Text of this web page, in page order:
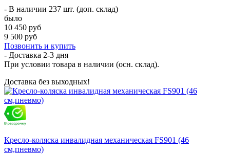
- В наличии 237 шт. (доп. склад)
было
10 450 руб
9 500 руб
Позвонить и купить
- Доставка 2-3 дня
При условии товара в наличии (осн. склад).
Доставка без выходных!
Кресло-коляска инвалидная механическая FS901 (46
см,пневмо)